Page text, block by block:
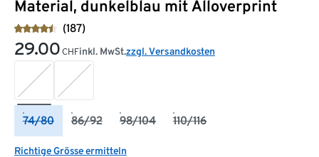
Material, dunkelblau mit Alloverprint
(187)
29.00 CHFinkl. MwSt.zzgl. Versandkosten
74/80 86/92 98/104 110/116
Richtige Grösse ermitteln